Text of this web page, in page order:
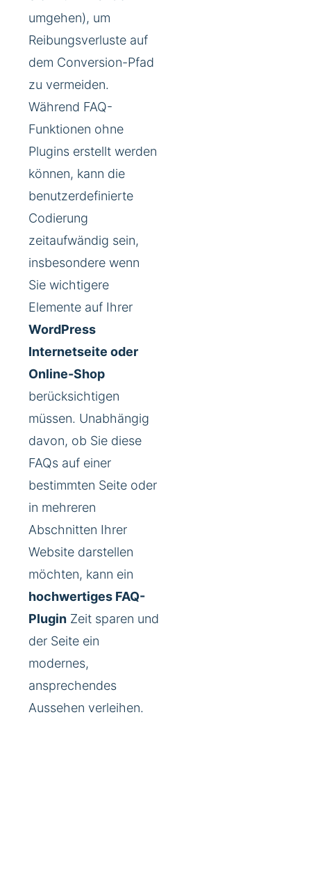
umgehen), um
Reibungsverluste auf
dem Conversion-Pfad
zu vermeiden.
Während FAQ-
Funktionen ohne
Plugins erstellt werden
können, kann die
benutzerdefinierte
Codierung
zeitaufwändig sein,
insbesondere wenn
Sie wichtigere
Elemente auf Ihrer
WordPress
Internetseite oder
Online-Shop
berücksichtigen
müssen. Unabhängig
davon, ob Sie diese
FAQs auf einer
bestimmten Seite oder
in mehreren
Abschnitten Ihrer
Website darstellen
möchten, kann ein
hochwertiges FAQ-
Plugin Zeit sparen und
der Seite ein
modernes,
ansprechendes
Aussehen verleihen.